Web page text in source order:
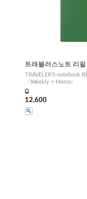
트래블러스노트 리
TRAVELER'S notebook
〈Weekly + Memo〉
0
12,600